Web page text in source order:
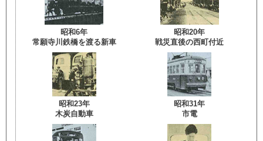
昭和6年
常願寺川鉄橋を渡る新車
昭和20年
戦災直後の西町付近
昭和23年
木炭自動車
昭和31年
市電